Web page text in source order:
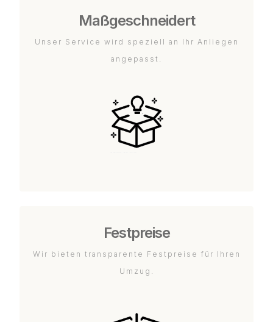
Maßgeschneidert
Unser Service wird speziell an Ihr Anliegen
angepasst.
Festpreise
Wir bieten transparente Festpreise für Ihren
Umzug.